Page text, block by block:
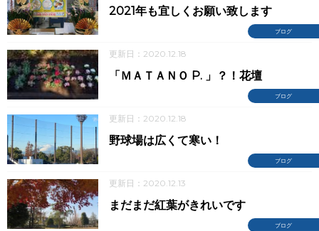
ブログ
2021年も宜しくお願い致します
更新日：2020.12.18
ブログ
「ＭＡＴＡＮＯ P. 」？！花壇
更新日：2020.12.18
ブログ
野球場は広くて寒い！
更新日：2020.12.13
ブログ
まだまだ紅葉がきれいです